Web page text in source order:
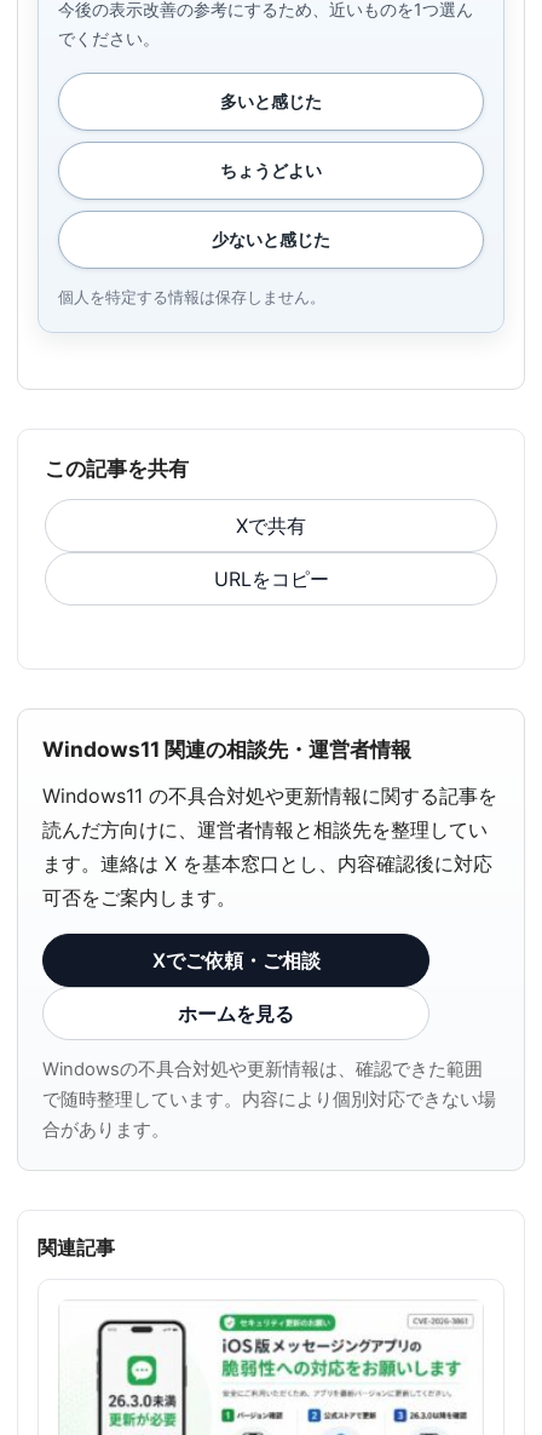
今後の表示改善の参考にするため、近いものを1つ選ん
でください。
多いと感じた
ちょうどよい
少ないと感じた
個人を特定する情報は保存しません。
この記事を共有
Xで共有
URLをコピー
Windows11 関連の相談先・運営者情報
Windows11 の不具合対処や更新情報に関する記事を
読んだ方向けに、運営者情報と相談先を整理してい
ます。連絡は X を基本窓口とし、内容確認後に対応
可否をご案内します。
Xでご依頼・ご相談
ホームを見る
Windowsの不具合対処や更新情報は、確認できた範囲
で随時整理しています。内容により個別対応できない場
合があります。
関連記事